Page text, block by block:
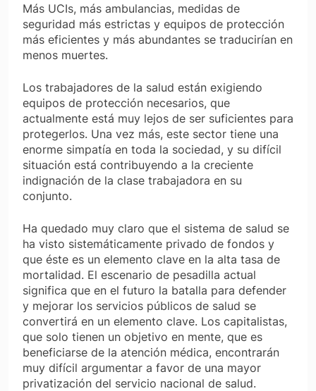
Más UCIs, más ambulancias, medidas de
seguridad más estrictas y equipos de protección
más eficientes y más abundantes se traducirían en
menos muertes.
Los trabajadores de la salud están exigiendo
equipos de protección necesarios, que
actualmente está muy lejos de ser suficientes para
protegerlos. Una vez más, este sector tiene una
enorme simpatía en toda la sociedad, y su difícil
situación está contribuyendo a la creciente
indignación de la clase trabajadora en su
conjunto.
Ha quedado muy claro que el sistema de salud se
ha visto sistemáticamente privado de fondos y
que éste es un elemento clave en la alta tasa de
mortalidad. El escenario de pesadilla actual
significa que en el futuro la batalla para defender
y mejorar los servicios públicos de salud se
convertirá en un elemento clave. Los capitalistas,
que solo tienen un objetivo en mente, que es
beneficiarse de la atención médica, encontrarán
muy difícil argumentar a favor de una mayor
privatización del servicio nacional de salud.